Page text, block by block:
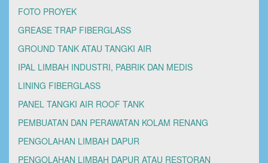
FOTO PROYEK
GREASE TRAP FIBERGLASS
GROUND TANK ATAU TANGKI AIR
IPAL LIMBAH INDUSTRI, PABRIK DAN MEDIS
LINING FIBERGLASS
PANEL TANGKI AIR ROOF TANK
PEMBUATAN DAN PERAWATAN KOLAM RENANG
PENGOLAHAN LIMBAH DAPUR
PENGOLAHAN LIMBAH DAPUR ATAU RESTORAN